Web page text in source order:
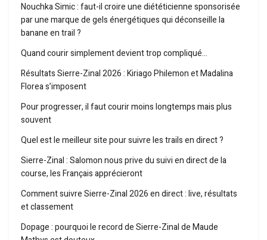
Nouchka Simic : faut-il croire une diététicienne sponsorisée
par une marque de gels énergétiques qui déconseille la
banane en trail ?
Quand courir simplement devient trop compliqué…
Résultats Sierre-Zinal 2026 : Kiriago Philemon et Madalina
Florea s’imposent
Pour progresser, il faut courir moins longtemps mais plus
souvent
Quel est le meilleur site pour suivre les trails en direct ?
Sierre-Zinal : Salomon nous prive du suivi en direct de la
course, les Français apprécieront
Comment suivre Sierre-Zinal 2026 en direct : live, résultats
et classement
Dopage : pourquoi le record de Sierre-Zinal de Maude